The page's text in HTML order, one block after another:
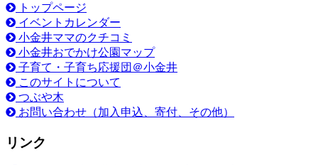
トップページ
イベントカレンダー
小金井ママのクチコミ
小金井おでかけ公園マップ
子育て・子育ち応援団＠小金井
このサイトについて
つぶや木
お問い合わせ（加入申込、寄付、その他）
リンク